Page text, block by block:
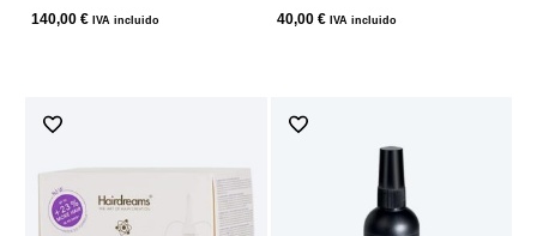
140,00 € IVA incluido 40,00 € IVA incluido